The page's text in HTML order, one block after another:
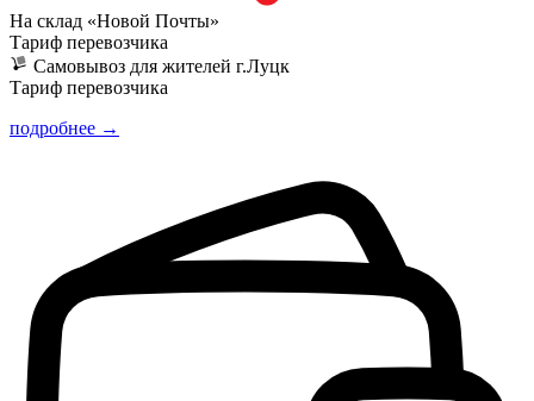
На склад «Новой Почты»
Тариф перевозчика
Самовывоз для жителей г.Луцк
Тариф перевозчика
подробнее →